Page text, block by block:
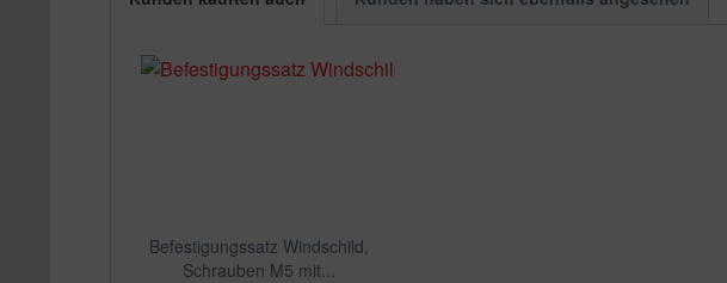
Befestigungssatz Windschild,
Schrauben M5 mit...